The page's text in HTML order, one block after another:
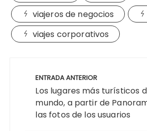
viajeros de negocios
viajes corporativos
entradas
ENTRADA ANTERIOR
Los lugares más turísticos
mundo, a partir de
las fotos de los usuarios